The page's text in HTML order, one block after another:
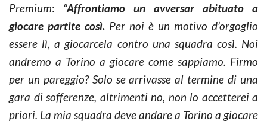
Premium: “Affrontiamo un avversar abituato a
giocare partite così. Per noi è un motivo d’orgoglio
essere lì, a giocarcela contro una squadra così. Noi
andremo a Torino a giocare come sappiamo. Firmo
per un pareggio? Solo se arrivasse al termine di una
gara di sofferenze, altrimenti no, non lo accetterei a
priori. La mia squadra deve andare a Torino a giocare